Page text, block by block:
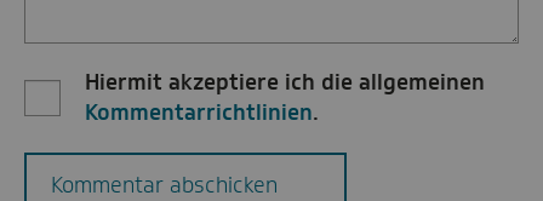
Hiermit akzeptiere ich die allgemeinen
Kommentarrichtlinien.
Kommentar abschicken